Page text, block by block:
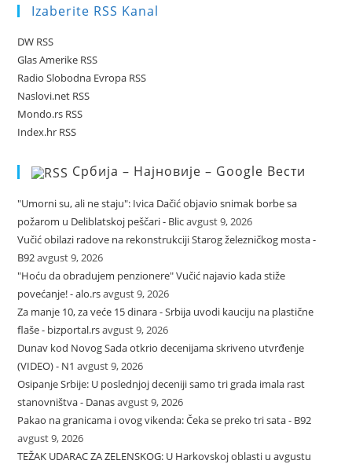
Izaberite RSS Kanal
DW RSS
Glas Amerike RSS
Radio Slobodna Evropa RSS
Naslovi.net RSS
Mondo.rs RSS
Index.hr RSS
Србија – Најновије – Google Вести
"Umorni su, ali ne staju": Ivica Dačić objavio snimak borbe sa
požarom u Deliblatskoj peščari - Blicavgust 9, 2026
Vučić obilazi radove na rekonstrukciji Starog železničkog mosta -
B92avgust 9, 2026
"Hoću da obradujem penzionere" Vučić najavio kada stiže
povećanje! - alo.rsavgust 9, 2026
Za manje 10, za veće 15 dinara - Srbija uvodi kauciju na plastične
flaše - bizportal.rsavgust 9, 2026
Dunav kod Novog Sada otkrio decenijama skriveno utvrđenje
(VIDEO) - N1 avgust 9, 2026
Osipanje Srbije: U poslednjoj deceniji samo tri grada imala rast
stanovništva - Danasavgust 9, 2026
Pakao na granicama i ovog vikenda: Čeka se preko tri sata - B92
avgust 9, 2026
TEŽAK UDARAC ZA ZELENSKOG: U Harkovskoj oblasti u avgustu